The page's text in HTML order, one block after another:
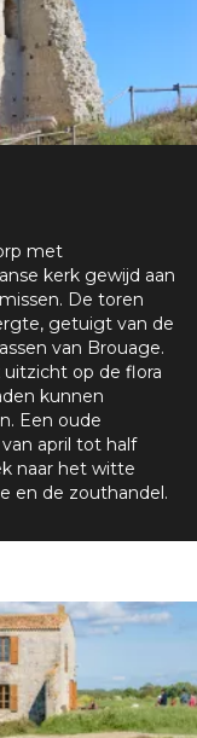
met
kerk gewijd aan
De toren
getuigt van de
van Brouage.
op de flora
kunnen
Een oude
april tot half
naar het witte
en de zouthandel.